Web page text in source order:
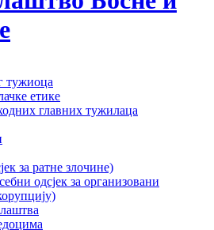
тужиоца
етике
главних тужилаца
за ратне злочине)
одсјек за организовани